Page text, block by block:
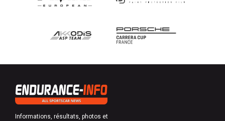
Informations, résultats, photos et